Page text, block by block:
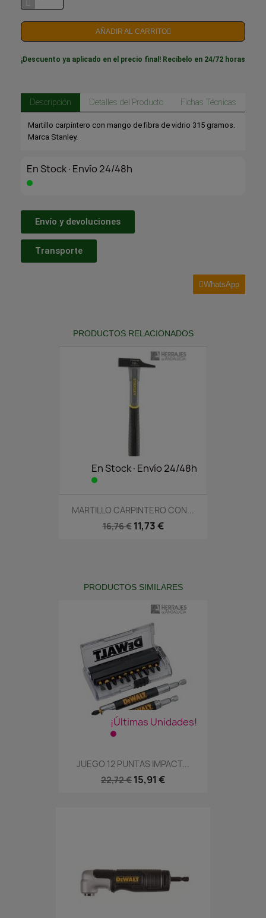
AÑADIR AL CARRITO
¡Descuento ya aplicado en el precio final! Recíbelo en 24/72 horas
Descripción Detalles del Producto Fichas Técnicas
Martillo carpintero con mango de fibra de vidrio 315 gramos.
Marca Stanley.
En Stock·Envío 24/48h
Envío y devoluciones
Transporte
WhatsApp
PRODUCTOS RELACIONADOS
En Stock·Envío 24/48h
MARTILLO CARPINTERO CON...
16,76 € 11,73 €
PRODUCTOS SIMILARES
¡Últimas Unidades!
JUEGO 12 PUNTAS IMPACT...
22,72 € 15,91 €